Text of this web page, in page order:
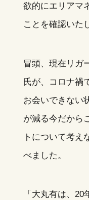
欲的にエリアマ
ことを確認いた
冒頭、現在リガ
氏が、コロナ禍
お会いできない
が減る今だから
トについて考え
べました。
「大丸有は、